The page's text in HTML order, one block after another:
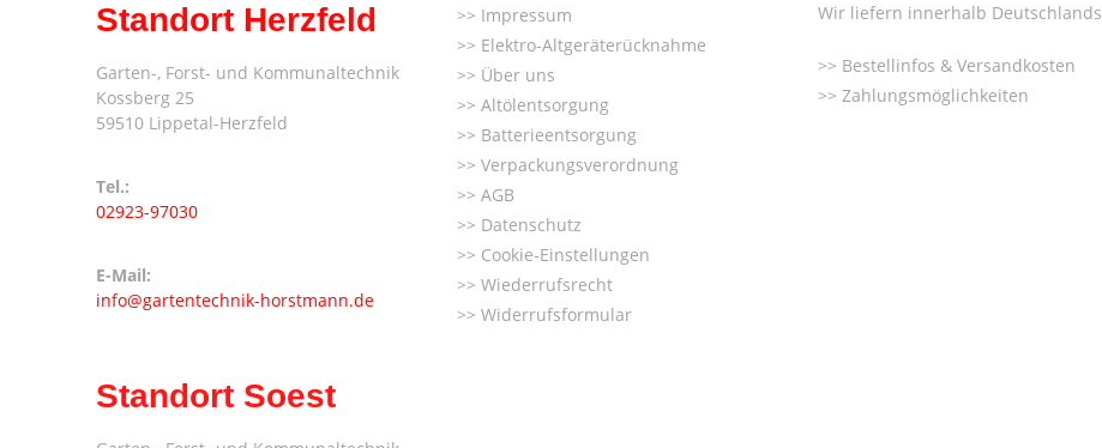
Standort Herzfeld
Garten-, Forst- und Kommunaltechnik
Kossberg 25
59510 Lippetal-Herzfeld
Tel.:
02923-97030
E-Mail:
info@gartentechnik-horstmann.de
Standort Soest
Impressum
Elektro-Altgeräterücknahme
Über uns
Altölentsorgung
Batterieentsorgung
Verpackungsverordnung
AGB
Datenschutz
Cookie-Einstellungen
Wiederrufsrecht
Widerrufsformular
Wir liefern innerhalb Deutschlands
Bestellinfos & Versandkosten
Zahlungsmöglichkeiten